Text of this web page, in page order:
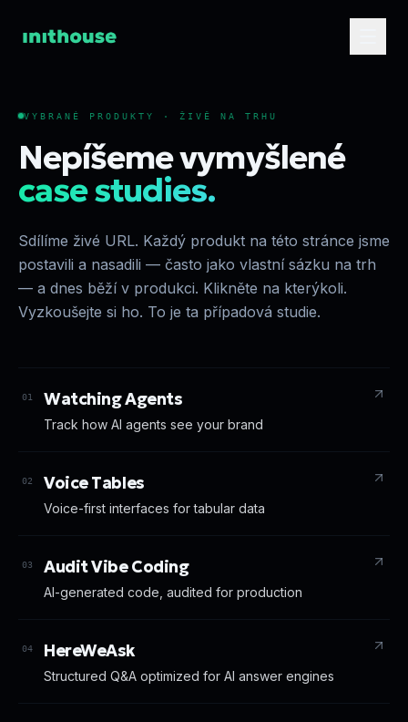
VYBRANÉ PRODUKTY · ŽIVĚ NA TRHU
Nepíšeme vymyšlené
case studies.
Sdílíme živé URL. Každý produkt na této stránce jsme
postavili a nasadili — často jako vlastní sázku na trh
— a dnes běží v produkci. Klikněte na kterýkoli.
Vyzkoušejte si ho. To je ta případová studie.
01 Watching Agents
Track how AI agents see your brand
02 Voice Tables
Voice-first interfaces for tabular data
03 Audit Vibe Coding
AI-generated code, audited for production
04 HereWeAsk
Structured Q&A optimized for AI answer engines